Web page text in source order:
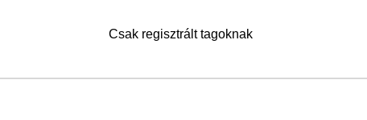
Csak regisztrált tagoknak